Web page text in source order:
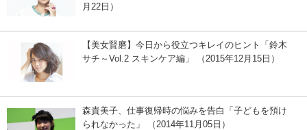
月22日）
【美女賢磨】今日から役立つキレイのヒント「鈴木
サチ～Vol.2 スキンケア編」 （2015年12月15日）
森貴美子、仕事復帰時の悩みを告白「子どもを預け
られなかった」 （2014年11月05日）